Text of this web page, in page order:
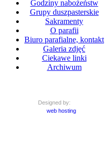
Godziny nabożeństw
Grupy duszpasterskie
Sakramenty
O parafii
Biuro parafialne, kontakt
Galeria zdjęć
Ciekawe linki
Archiwum
Designed by:
web hosting